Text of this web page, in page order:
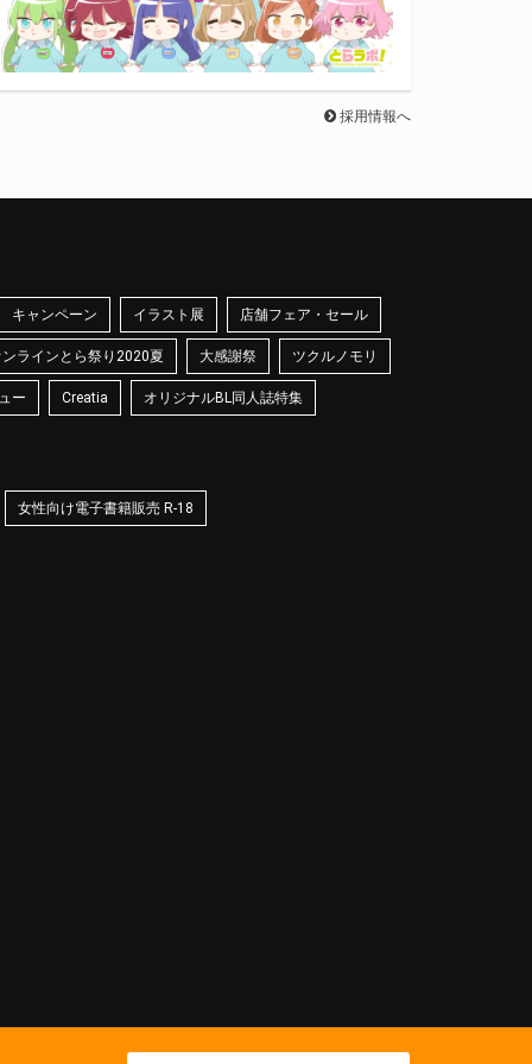
採用情報へ
キャンペーン イラスト展 店舗フェア・セール
ラインとら祭り2020夏 大感謝祭 ツクルノモリ
ー Creatia オリジナルBL同人誌特集
女性向け電子書籍販売 R-18